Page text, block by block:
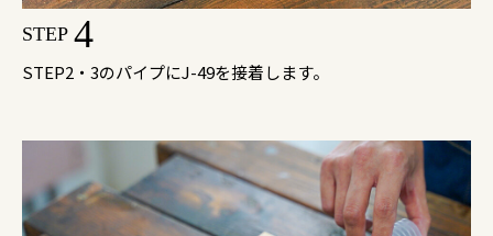
STEP 4
STEP2・3のパイプにJ-49を接着します。